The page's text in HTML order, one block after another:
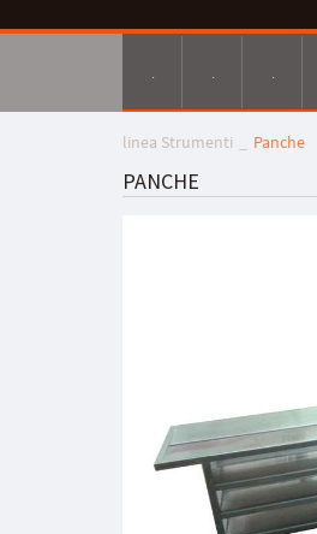
. . .
linea Strumenti Panche
PANCHE